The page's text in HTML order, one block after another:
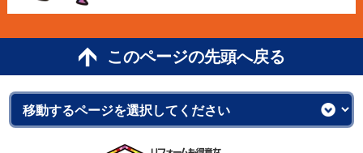
このページの先頭へ戻る